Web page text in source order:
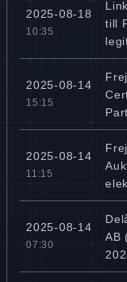
2025-08-18
10:35
till
2025-08-14
15:15
2025-08-14
11:15
2025-08-14
07:30
AB